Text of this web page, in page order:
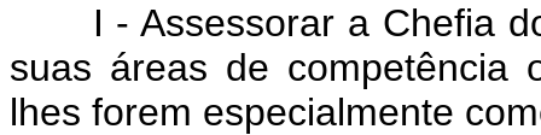
I - Assessorar a Chefia
suas áreas de competência
lhes forem especialmente